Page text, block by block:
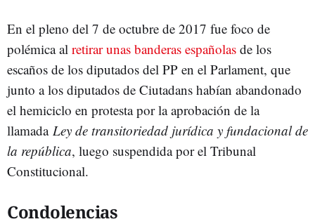
En el pleno del 7 de octubre de 2017 fue foco de
polémica al retirar unas banderas españolas de los
escaños de los diputados del PP en el Parlament, que
junto a los diputados de Ciutadans habían abandonado
el hemiciclo en protesta por la aprobación de la
llamada Ley de transitoriedad jurídica y fundacional de
la república, luego suspendida por el Tribunal
Constitucional.
Condolencias